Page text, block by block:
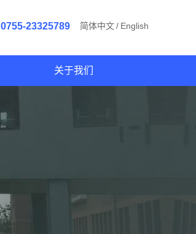
0755-23325789 简体中文/ English
关于我们